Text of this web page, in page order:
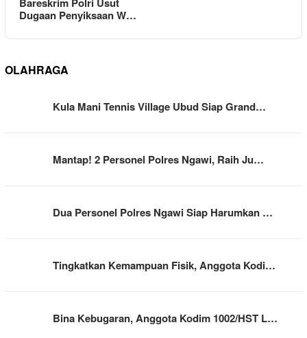
Dugaan Penyiksaan W…
OLAHRAGA
Kula Mani Tennis Village Ubud Siap Grand…
Mantap! 2 Personel Polres Ngawi, Raih Ju…
Dua Personel Polres Ngawi Siap Harumkan …
Tingkatkan Kemampuan Fisik, Anggota Kodi…
Bina Kebugaran, Anggota Kodim 1002/HST L…